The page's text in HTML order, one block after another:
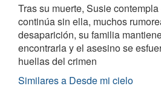
Tras su muerte, Susie
continúa sin ella, muchos
desaparición, su familia
encontrarla y el asesino se
huellas del crimen
Similares a Desde mi cielo